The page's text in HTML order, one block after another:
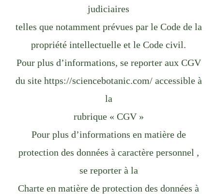
judiciaires
telles que notamment prévues par le Code de la
propriété intellectuelle et le Code civil.
Pour plus d’informations, se reporter aux CGV
du site https://sciencebotanic.com/ accessible à
la
rubrique « CGV »
Pour plus d’informations en matière de
protection des données à caractère personnel ,
se reporter à la
Charte en matière de protection des données à